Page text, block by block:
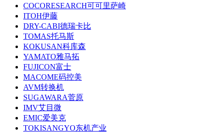
COCORESEARCH可可里萨崎
ITOH伊藤
DRY-CABI德瑞卡比
TOMAS托马斯
KOKUSAN科库森
YAMATO雅马拓
FUJICON富士
MACOME码控美
AVM转换机
SUGAWARA菅原
IMV艾目微
EMIC爱美克
TOKISANGYO东机产业